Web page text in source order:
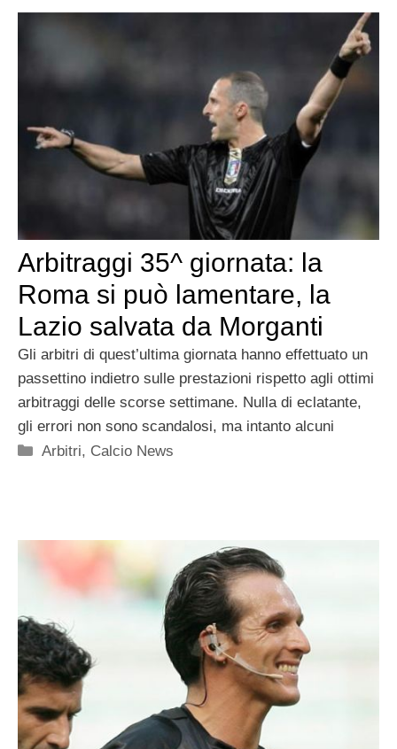
Arbitraggi 35^ giornata: la
Roma si può lamentare, la
Lazio salvata da Morganti
Gli arbitri di quest’ultima giornata hanno effettuato un
passettino indietro sulle prestazioni rispetto agli ottimi
arbitraggi delle scorse settimane. Nulla di eclatante,
gli errori non sono scandalosi, ma intanto alcuni
Categorie
Arbitri, Calcio News